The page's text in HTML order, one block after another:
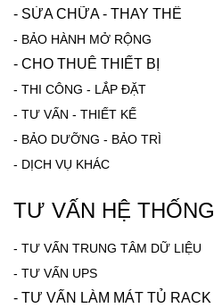
- SỬA CHỮA - THAY THẾ
- BẢO HÀNH MỞ RỘNG
- CHO THUÊ THIẾT BỊ
- THI CÔNG - LẮP ĐẶT
- TƯ VẤN - THIẾT KẾ
- BẢO DƯỠNG - BẢO TRÌ
- DỊCH VỤ KHÁC
TƯ VẤN HỆ THỐNG
- TƯ VẤN TRUNG TÂM DỮ LIỆU
- TƯ VẤN UPS
- TƯ VẤN LÀM MÁT TỦ RACK